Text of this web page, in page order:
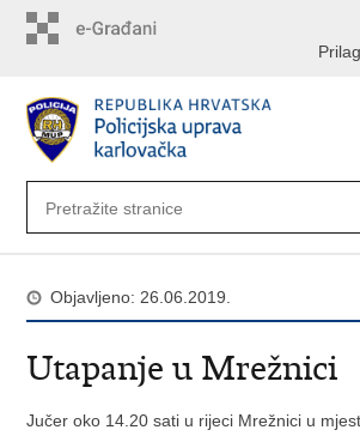
Objavljeno: 26.06.2019.
Utapanje u Mrežnici
Jučer oko 14.20 sati u rijeci Mrežnici u